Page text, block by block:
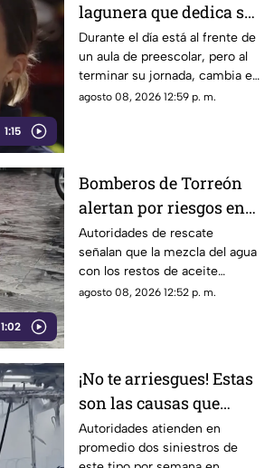
1:15
lagunera que dedica su
tiempo libre a ser
bombera voluntaria
Durante el día está al frente de
un aula de preescolar, pero al
terminar su jornada, cambia el
pizarrón por el uniforme de
agosto 08, 2026 12:59 p. m.
1:02
Bomberos de Torreón
alertan por riesgos en
el asfalto tras las
recientes lluvias
Autoridades de rescate
señalan que la mezcla del agua
con los restos de aceite
acumulados en la calle provoca
agosto 08, 2026 12:52 p. m.
¡No te arriesgues! Estas
son las causas que
provocan incendios en
vehículos
Autoridades atienden en
promedio dos siniestros de